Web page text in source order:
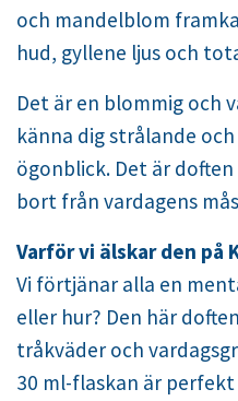
och mandelblom
hud, gyllene ljus och
Det är en blommig och
känna dig strålande
ögonblick. Det är
bort från vardagens
Varför vi älskar den på
Vi förtjänar alla en
eller hur? Den här
tråkväder och
30 ml-flaskan är